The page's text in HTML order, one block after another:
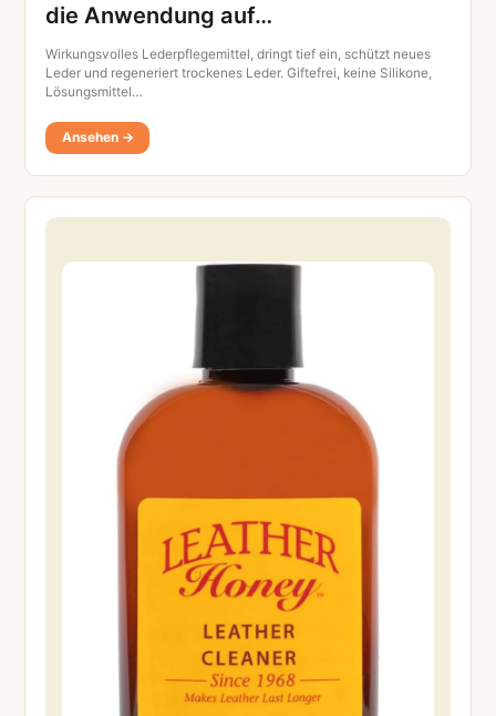
die Anwendung auf…
Wirkungsvolles Lederpflegemittel, dringt tief ein, schützt neues
Leder und regeneriert trockenes Leder. Giftefrei, keine Silikone,
Lösungsmittel…
Ansehen →